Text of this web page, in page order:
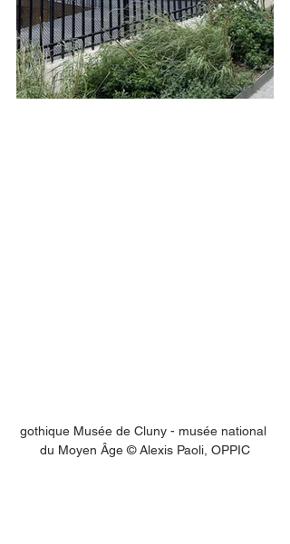
gothique Musée de Cluny - musée national
du Moyen Âge © Alexis Paoli, OPPIC